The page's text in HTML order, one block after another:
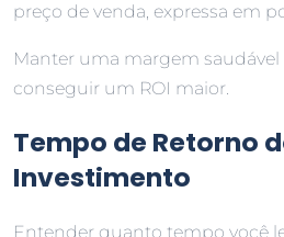
preço de venda, expressa em
Manter uma margem saudável
conseguir um ROI maior.
Tempo de Retorno
Investimento
Entender quanto tempo você